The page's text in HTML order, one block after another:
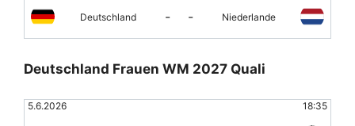
Deutschland - - Niederlande
Deutschland Frauen WM 2027 Quali
5.6.2026 18:35